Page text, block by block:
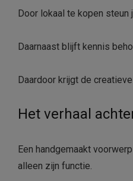
Door lokaal te kopen steun
Daarnaast blijft kennis
Daardoor krijgt de
Het verhaal
Een handgemaakt
alleen zijn functie.